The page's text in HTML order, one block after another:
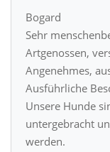
Bogard
Sehr
Artgenossen,
Angenehmes,
Ausführliche
Unsere Hunde
untergebracht
werden.